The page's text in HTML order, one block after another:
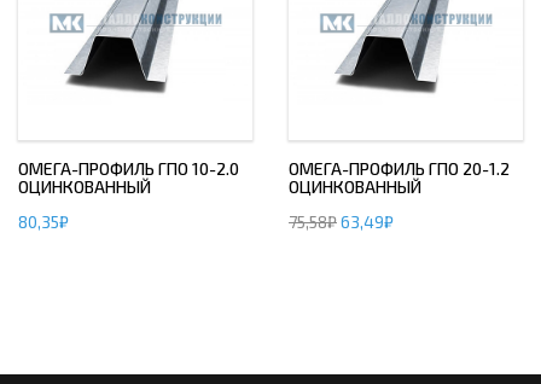
ОМЕГА-ПРОФИЛЬ ГПО 10-2.0
ОЦИНКОВАННЫЙ
80,35₽
ОМЕГА-ПРОФИЛЬ ГПО 20-1.2
ОЦИНКОВАННЫЙ
75,58₽63,49₽